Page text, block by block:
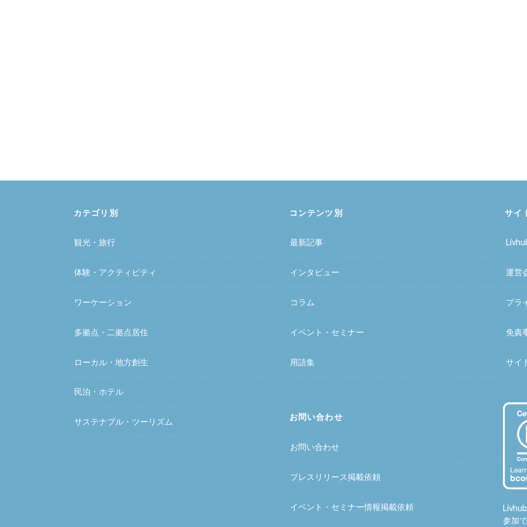
カテゴリ別
観光・旅行
体験・アクティビティ
ワーケーション
多拠点・二拠点居住
ローカル・地方創生
民泊・ホテル
サステナブル・ツーリズム
コンテンツ別
最新記事
インタビュー
コラム
イベント・セミナー
用語集
お問い合わせ
お問い合わせ
プレスリリース掲載依頼
イベント・セミナー情報掲載依頼
サイ
運営
プラ
免責
サイ
参加